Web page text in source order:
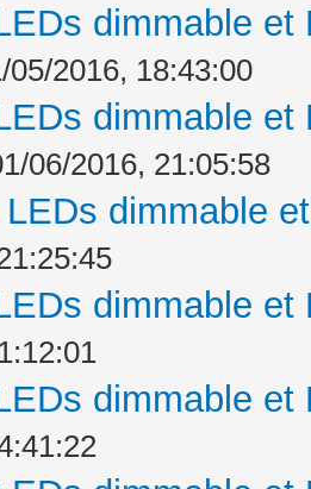
dimmable
05/2016, 18:43:00
dimmable
06/2016, 21:05:58
dimmable
dimmable
dimmable